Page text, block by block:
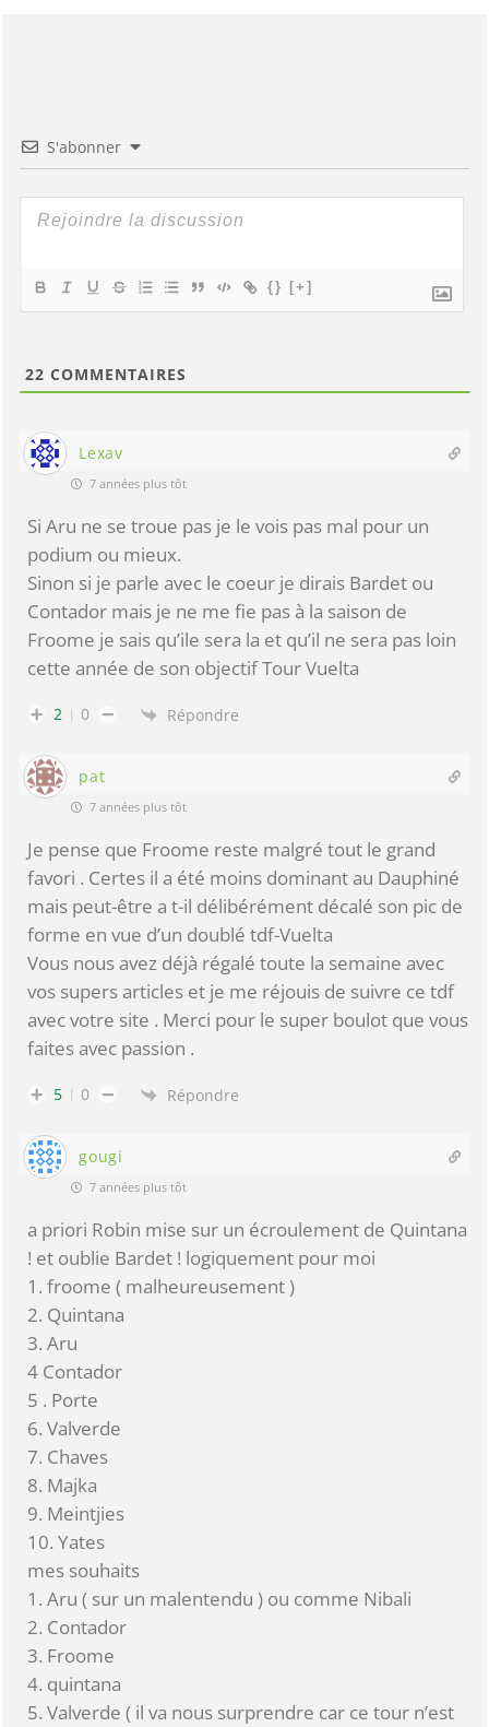
S'abonner
{} [+]
22 COMMENTAIRES
Lexav
7 années plus tôt
Si Aru ne se troue pas je le vois pas mal pour un
podium ou mieux.
Sinon si je parle avec le coeur je dirais Bardet ou
Contador mais je ne me fie pas à la saison de
Froome je sais qu’ile sera la et qu’il ne sera pas loin
cette année de son objectif Tour Vuelta
2 0 Répondre
pat
7 années plus tôt
Je pense que Froome reste malgré tout le grand
favori . Certes il a été moins dominant au Dauphiné
mais peut-être a t-il délibérément décalé son pic de
forme en vue d’un doublé tdf-Vuelta
Vous nous avez déjà régalé toute la semaine avec
vos supers articles et je me réjouis de suivre ce tdf
avec votre site . Merci pour le super boulot que vous
faites avec passion .
5 0 Répondre
gougi
7 années plus tôt
a priori Robin mise sur un écroulement de Quintana
! et oublie Bardet ! logiquement pour moi
1. froome ( malheureusement )
2. Quintana
3. Aru
4 Contador
5 . Porte
6. Valverde
7. Chaves
8. Majka
9. Meintjies
10. Yates
mes souhaits
1. Aru ( sur un malentendu ) ou comme Nibali
2. Contador
3. Froome
4. quintana
5. Valverde ( il va nous surprendre car ce tour n’est